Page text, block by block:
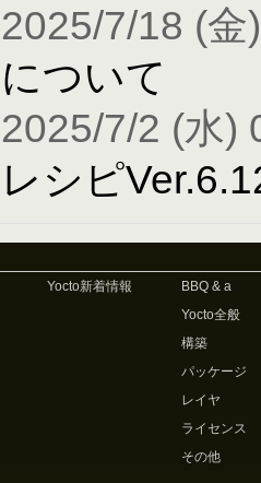
2025/7/18 (金
について
2025/7/2 (水)
レシピ
Yocto新着情報
BBQ & a
Yocto全般
構築
パッケージ
レイヤ
ライセンス
その他